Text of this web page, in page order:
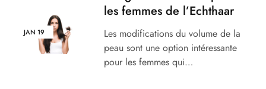
JAN 19
les femmes de l’Echthaar
Les modifications du volume de la
peau sont une option intéressante
pour les femmes qui…